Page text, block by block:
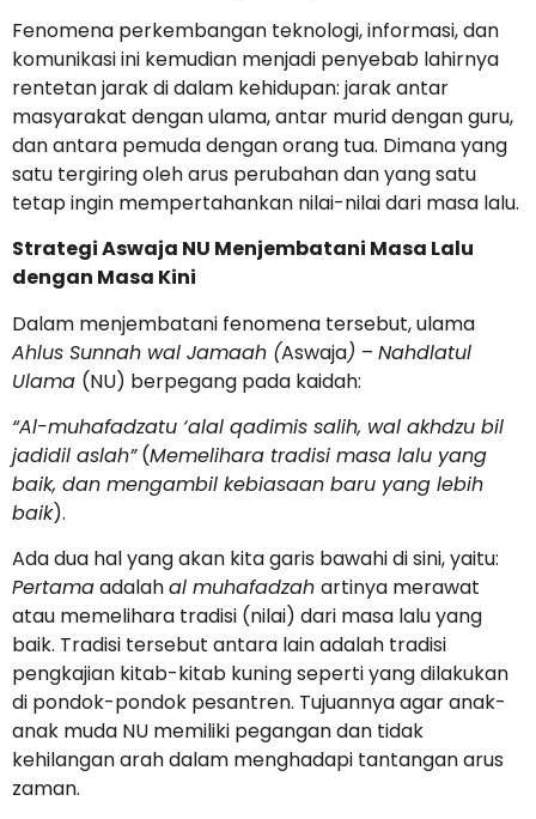
Fenomena perkembangan teknologi, informasi, dan
komunikasi ini kemudian menjadi penyebab lahirnya
rentetan jarak di dalam kehidupan: jarak antar
masyarakat dengan ulama, antar murid dengan guru,
dan antara pemuda dengan orang tua. Dimana yang
satu tergiring oleh arus perubahan dan yang satu
tetap ingin mempertahankan nilai-nilai dari masa lalu.
Strategi Aswaja NU Menjembatani Masa Lalu
dengan Masa Kini
Dalam menjembatani fenomena tersebut, ulama
Ahlus Sunnah wal Jamaah (Aswaja) – Nahdlatul
Ulama (NU) berpegang pada kaidah:
“Al-muhafadzatu ‘alal qadimis salih, wal akhdzu bil
jadidil aslah”(Memelihara tradisi masa lalu yang
baik, dan mengambil kebiasaan baru yang lebih
baik).
Ada dua hal yang akan kita garis bawahi di sini, yaitu:
Pertamaadalahal muhafadzah artinya merawat
atau memelihara tradisi (nilai) dari masa lalu yang
baik. Tradisi tersebut antara lain adalah tradisi
pengkajian kitab-kitab kuning seperti yang dilakukan
di pondok-pondok pesantren. Tujuannya agar anak-
anak muda NU memiliki pegangan dan tidak
kehilangan arah dalam menghadapi tantangan arus
zaman.